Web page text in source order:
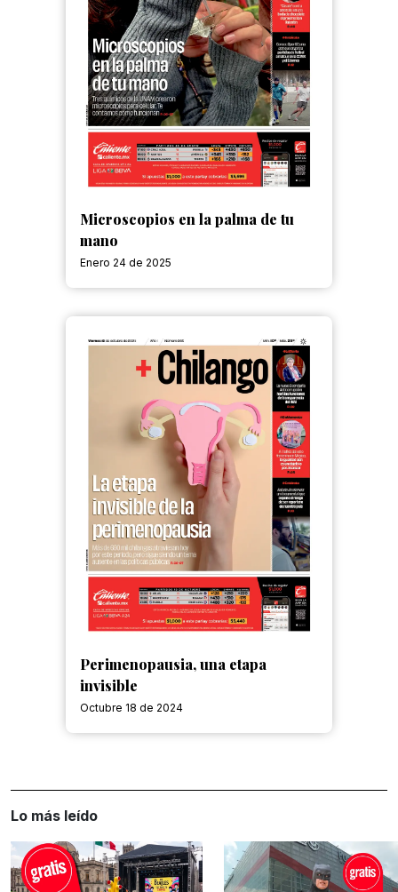
Microscopios en la palma de tu
mano
Enero 24 de 2025
Perimenopausia, una etapa
invisible
Octubre 18 de 2024
Lo más leído